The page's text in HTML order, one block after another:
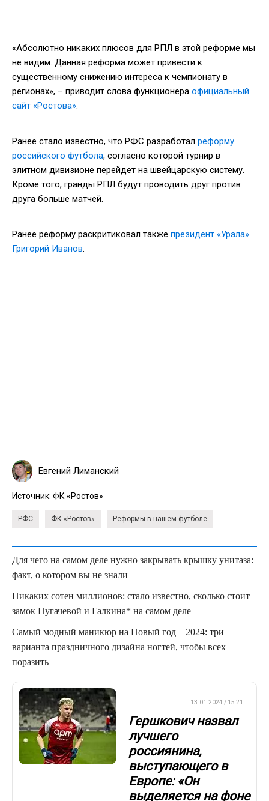
«Абсолютно никаких плюсов для РПЛ в этой реформе мы
не видим. Данная реформа может привести к
существенному снижению интереса к чемпионату в
регионах», – приводит слова функционера официальный
сайт «Ростова».
Ранее стало известно, что РФС разработал реформу
российского футбола, согласно которой турнир в
элитном дивизионе перейдет на швейцарскую систему.
Кроме того, гранды РПЛ будут проводить друг против
друга больше матчей.
Ранее реформу раскритиковал также президент «Урала»
Григорий Иванов.
Евгений Лиманский
Источник: ФК «Ростов»
РФС ФК «Ростов» Реформы в нашем футболе
Для чего на самом деле нужно закрывать крышку унитаза:
факт, о котором вы не знали
Никаких сотен миллионов: стало известно, сколько стоит
замок Пугачевой и Галкина* на самом деле
Самый модный маникюр на Новый год – 2024: три
варианта праздничного дизайна ногтей, чтобы всех
поразить
13.01.2024 / 15:21
Гершкович назвал
лучшего
россиянина,
выступающего в
Европе: «Он
выделяется на фоне